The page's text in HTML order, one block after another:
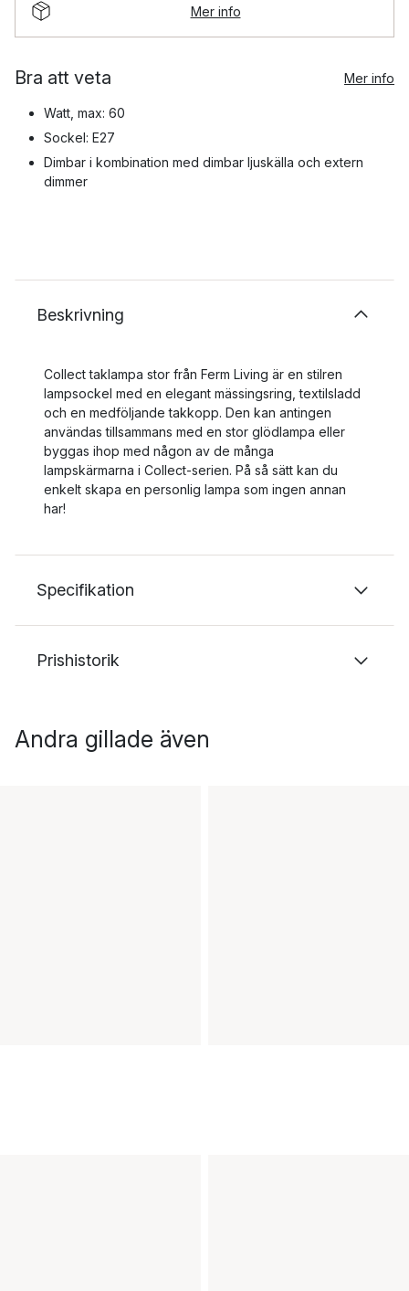
Mer info
Bra att veta Mer info
Watt, max: 60
Sockel: E27
Dimbar i kombination med dimbar ljuskälla och extern
dimmer
Beskrivning
Collect taklampa stor från Ferm Living är en stilren
lampsockel med en elegant mässingsring, textilsladd
och en medföljande takkopp. Den kan antingen
användas tillsammans med en stor glödlampa eller
byggas ihop med någon av de många
lampskärmarna i Collect-serien. På så sätt kan du
enkelt skapa en personlig lampa som ingen annan
har!
Specifikation
Prishistorik
Andra gillade även